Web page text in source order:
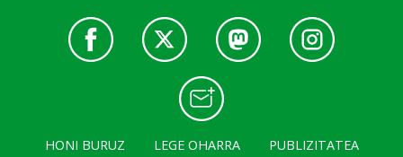
HONI BURUZ LEGE OHARRA
PUBLIZITATEA